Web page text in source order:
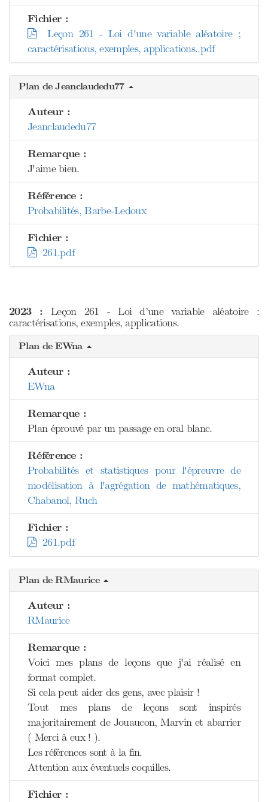
Fichier :
Leçon 261 - Loi d'une variable aléatoire ;
caractérisations, exemples, applications..pdf
Plan de Jeanclaudedu77
Auteur :
Jeanclaudedu77
Remarque :
J'aime bien.
Référence :
Probabilités, Barbe-Ledoux
Fichier :
261.pdf
2023 : Leçon 261 - Loi d’une variable aléatoire :
caractérisations, exemples, applications.
Plan de EWna
Auteur :
EWna
Remarque :
Plan éprouvé par un passage en oral blanc.
Référence :
Probabilités et statistiques pour l'épreuvre de
modélisation à l'agrégation de mathématiques,
Chabanol, Ruch
Fichier :
261.pdf
Plan de RMaurice
Auteur :
RMaurice
Remarque :
Voici mes plans de leçons que j'ai réalisé en
format complet.
Si cela peut aider des gens, avec plaisir !
Tout mes plans de leçons sont inspirés
majoritairement de Jouaucon, Marvin et abarrier
( Merci à eux ! ).
Les références sont à la fin.
Attention aux éventuels coquilles.
Fichier :